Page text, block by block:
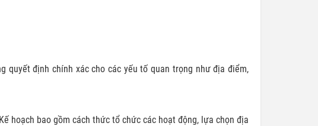
quyết định chính xác cho các yếu tố quan trọng như địa điểm,
hoạch bao gồm cách thức tổ chức các hoạt động, lựa chọn địa